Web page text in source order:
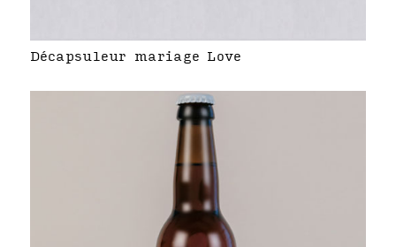
Décapsuleur mariage Love